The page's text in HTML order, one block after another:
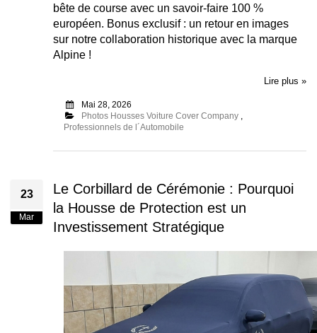
bête de course avec un savoir-faire 100 %
européen. Bonus exclusif : un retour en images
sur notre collaboration historique avec la marque
Alpine !
Lire plus »
Mai 28, 2026
Photos Housses Voiture Cover Company,
Professionnels de l´Automobile
23
Mar
Le Corbillard de Cérémonie : Pourquoi
la Housse de Protection est un
Investissement Stratégique